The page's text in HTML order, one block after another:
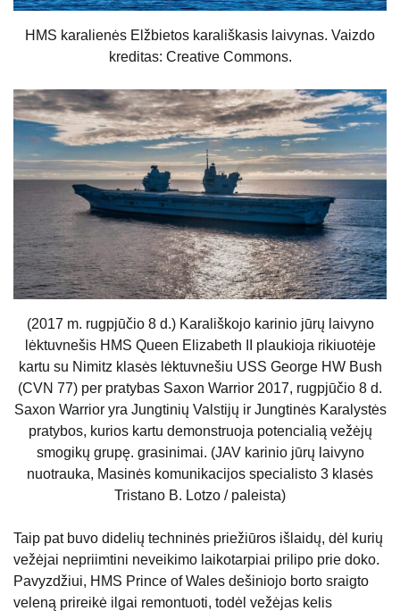
HMS karalienės Elžbietos karališkasis laivynas. Vaizdo
kreditas: Creative Commons.
(2017 m. rugpjūčio 8 d.) Karališkojo karinio jūrų laivyno
lėktuvnešis HMS Queen Elizabeth II plaukioja rikiuotėje
kartu su Nimitz klasės lėktuvnešiu USS George HW Bush
(CVN 77) per pratybas Saxon Warrior 2017, rugpjūčio 8 d.
Saxon Warrior yra Jungtinių Valstijų ir Jungtinės Karalystės
pratybos, kurios kartu demonstruoja potencialią vežėjų
smogikų grupę. grasinimai. (JAV karinio jūrų laivyno
nuotrauka, Masinės komunikacijos specialisto 3 klasės
Tristano B. Lotzo / paleista)
Taip pat buvo didelių techninės priežiūros išlaidų, dėl kurių
vežėjai nepriimtini neveikimo laikotarpiai prilipo prie doko.
Pavyzdžiui, HMS Prince of Wales dešiniojo borto sraigto
veleną prireikė ilgai remontuoti, todėl vežėjas kelis